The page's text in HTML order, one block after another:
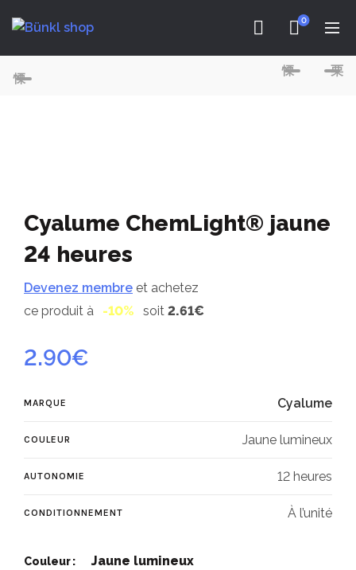
0
Cyalume ChemLight® jaune
24 heures
Devenez membre et achetez
ce produit à
-10% soit 2.61€
2.90€
MARQUE Cyalume
COULEUR Jaune lumineux
AUTONOMIE 12 heures
CONDITIONNEMENT À l’unité
Couleur Jaune lumineux